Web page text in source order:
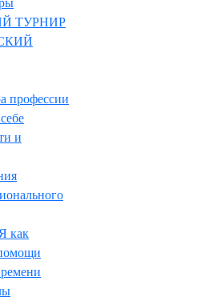
ТУРНИР
профессии
и
как